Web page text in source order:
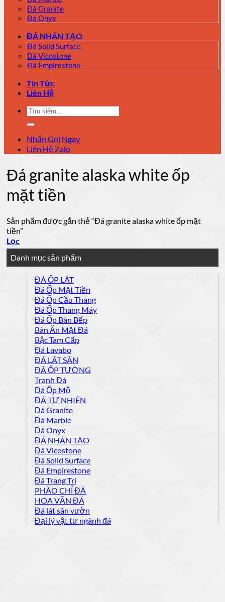
Đá Granite
Đá Onyx
ĐÁ NHÂN TẠO
Đá Solid Surface
Đá Vicostone
Đá Empirestone
Tin Tức
Liên Hệ
Tìm
kiếm:
Nhấn Gọi Ngay
Liên Hệ Zalo
Đá granite alaska white ốp
mặt tiền
Sản phẩm được gắn thẻ “Đá granite alaska white ốp mặt
tiền”
Lọc
Danh mục sản phẩm
ĐÁ ỐP LÁT
Đá Ốp Mặt Tiền
Đá Ốp Cầu Thang
Đá Ốp Thang Máy
Đá Ốp Bàn Bếp
Bàn Ăn Mặt Đá
Bậc Tam Cấp
Đá Lavabo
ĐÁ LÁT SÀN
ĐÁ ỐP TƯỜNG
Tranh Đá
Đá Ốp Mộ
ĐÁ TỰ NHIÊN
Đá Granite
Đá Marble
Đá Onyx
ĐÁ NHÂN TẠO
Đá Vicostone
Đá Solid Surface
Đá Empirestone
Đá Trang Trí
PHÀO CHỈ ĐÁ
HOA VĂN ĐÁ
Đá lát sân vườn
Đại lý vật tư ngành đá